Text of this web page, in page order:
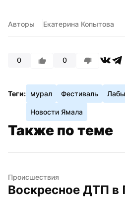
Авторы Екатерина Копытова
0 0
Теги: мурал Фестиваль
Новости Ямала
Также по теме
Происшествия
Воскресное ДТП в